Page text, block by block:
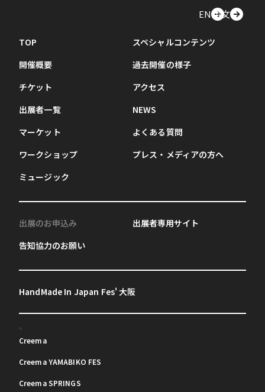
EN中文
TOP
開催概要
チケット
出展者一覧
マーケット
ワークショップ
ミュージック
スペシャルコンテンツ
過去開催の様子
アクセス
NEWS
よくある質問
プレス・メディアの方へ
出展のお申込み
告知協力のお願い
出展者専用サイト
HandMade In Japan Fes' 大阪
Creema
Creema YAMABIKO FES
Creema SPRINGS